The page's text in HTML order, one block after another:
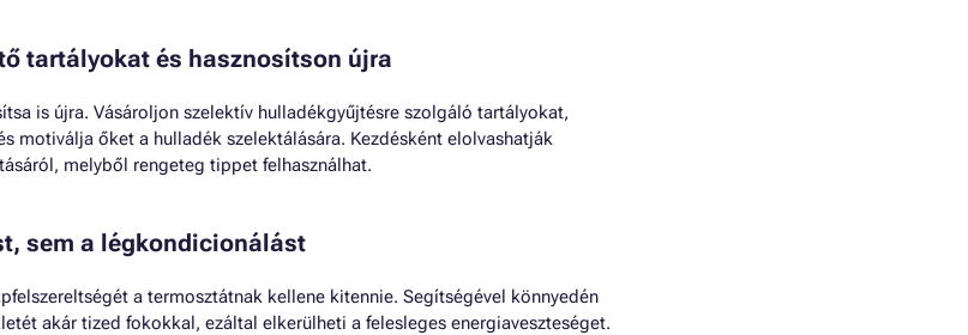
tartályokat és hasznosítson újra
is újra. Vásároljon szelektív hulladékgyűjtésre szolgáló tartályokat,
motiválja őket a hulladék szelektálására. Kezdésként elolvashatják
melyből rengeteg tippet felhasználhat.
sem a légkondicionálást
a termosztátnak kellene kitennie. Segítségével könnyedén
akár tized fokokkal, ezáltal elkerülheti a felesleges energiaveszteséget.